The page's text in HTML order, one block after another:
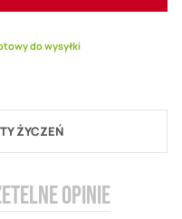
do wysyłki
ŻYCZEŃ
opinie